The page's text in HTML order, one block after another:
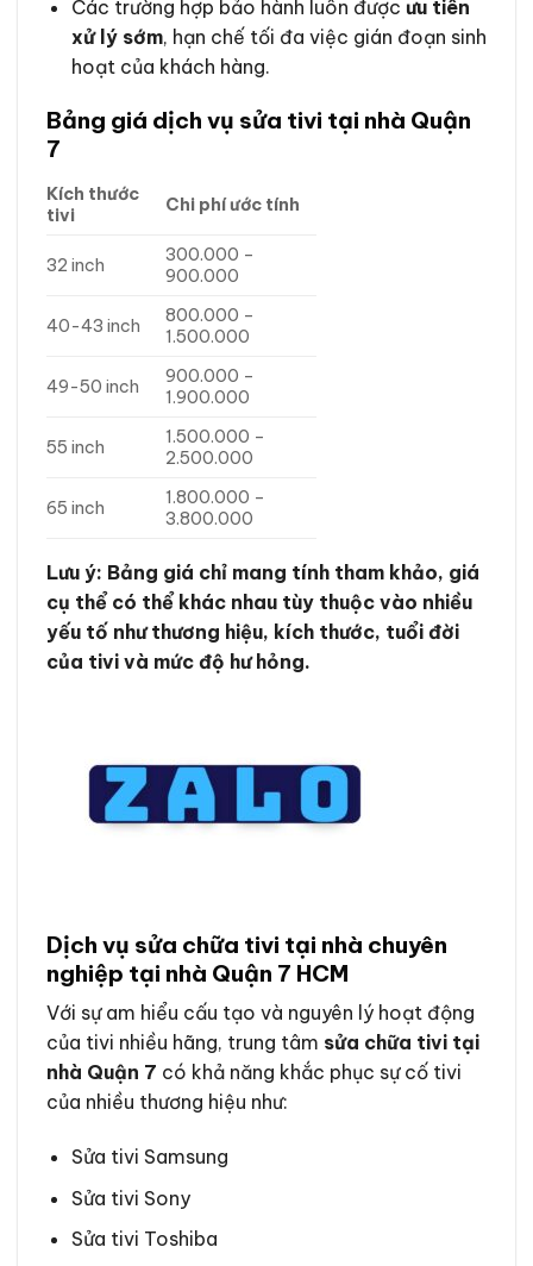
Các trường hợp bảo hành luôn được ưu tiên
xử lý sớm, hạn chế tối đa việc gián đoạn sinh
hoạt của khách hàng.
Bảng giá dịch vụ sửa tivi tại nhà Quận
7
Kích thước
tivi
Chi phí ước tính
32 inch
300.000 –
900.000
40-43 inch
800.000 –
1.500.000
49-50 inch
900.000 –
1.900.000
55 inch
1.500.000 –
2.500.000
65 inch
1.800.000 –
3.800.000
Lưu ý: Bảng giá chỉ mang tính tham khảo, giá
cụ thể có thể khác nhau tùy thuộc vào nhiều
yếu tố như thương hiệu, kích thước, tuổi đời
của tivi và mức độ hư hỏng.
Dịch vụ sửa chữa tivi tại nhà chuyên
nghiệp tại nhà Quận 7 HCM
Với sự am hiểu cấu tạo và nguyên lý hoạt động
của tivi nhiều hãng, trung tâm sửa chữa tivi tại
nhà Quận 7 có khả năng khắc phục sự cố tivi
của nhiều thương hiệu như:
Sửa tivi Samsung
Sửa tivi Sony
Sửa tivi Toshiba